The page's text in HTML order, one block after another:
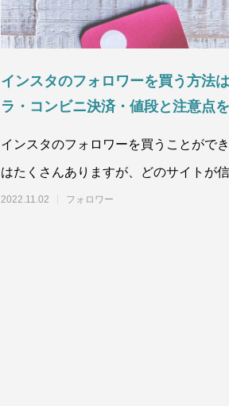
インスタのフォロワーを買う方法
ラ・コンビニ決済・値段と注意点
インスタのフォロワーを買うことがで
はたくさんありますが、どのサイトが
のかよくわかりませんよね。よくあるラ
2022.11.02 フォロワー